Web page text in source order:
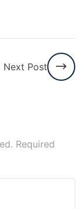
Next Post
Required